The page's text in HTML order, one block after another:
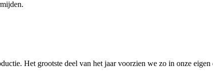
Het grootste deel van het jaar voorzien we zo in onze